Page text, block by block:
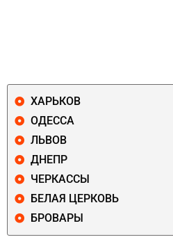
ХАРЬКОВ
ОДЕССА
ЛЬВОВ
ДНЕПР
ЧЕРКАССЫ
БЕЛАЯ ЦЕРКОВЬ
БРОВАРЫ